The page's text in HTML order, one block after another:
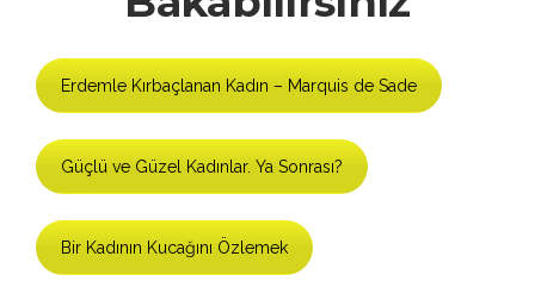
Erdemle Kırbaçlanan Kadın – Marquis de Sade
Güçlü ve Güzel Kadınlar. Ya Sonrası?
Bir Kadının Kucağını Özlemek